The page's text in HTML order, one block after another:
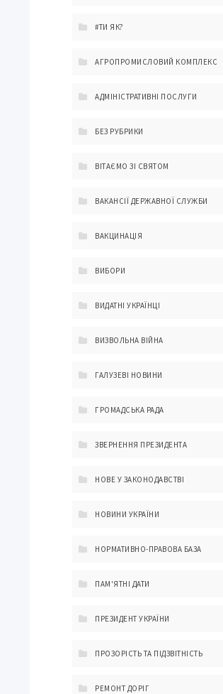
#ТИ ЯК?
АГРОПРОМИСЛОВИЙ КОМПЛЕКС
АДМІНІСТРАТИВНІ ПОСЛУГИ
БЕЗ РУБРИКИ
ВІТАЄМО ЗІ СВЯТОМ
ВАКАНСІЇ ДЕРЖАВНОЇ СЛУЖБИ
ВАКЦИНАЦІЯ
ВИБОРИ
ВИДАТНІ УКРАЇНЦІ
ВИЗВОЛЬНА ВІЙНА
ГАЛУЗЕВІ НОВИНИ
ГРОМАДСЬКА РАДА
ЗВЕРНЕННЯ ПРЕЗИДЕНТА
НОВЕ У ЗАКОНОДАВСТВІ
НОВИНИ УКРАЇНИ
НОРМАТИВНО-ПРАВОВА БАЗА
ПАМ'ЯТНІ ДАТИ
ПРЕЗИДЕНТ УКРАЇНИ
ПРОЗОРІСТЬ ТА ПІДЗВІТНІСТЬ
РЕМОНТ ДОРІГ